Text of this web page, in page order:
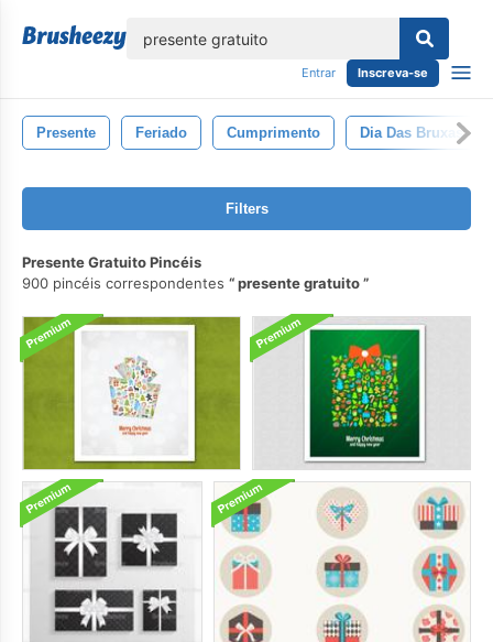
Entrar Inscreva-se
Presente Feriado Cumprimento Dia Das Bruxas
Filters
Presente Gratuito Pincéis
900 pincéis correspondentes
presente gratuito